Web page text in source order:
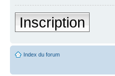
Inscription
Index du forum